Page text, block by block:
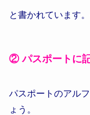
と書かれています
② パスポートに
パスポートのアル
ょう。